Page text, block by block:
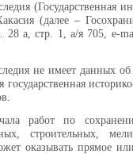
(Государственная
(далее –
28 а, стр. 1, а/я 705, e-
не имеет данных об
работ по
строительных,
оказывать прямое